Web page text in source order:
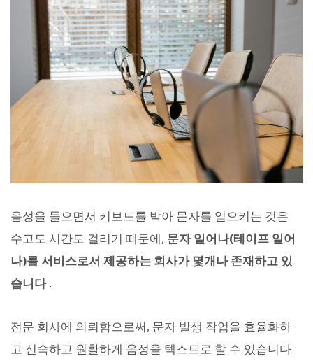
음성을 들으면서 키보드를 박아 문자를 일으키는 것은
수고도 시간도 걸리기 때문에, 문자 일어나(테이프 일어
나)를 서비스로서 제공하는 회사가 몇개나 존재하고 있
습니다.
전문 회사에 의뢰함으로써, 문자 발생 작업을 효율화하
고 신속하고 원활하게 음성을 텍스트로 할 수 있습니다.